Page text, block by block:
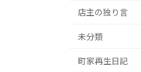
店主の独り言
未分類
町家再生日記